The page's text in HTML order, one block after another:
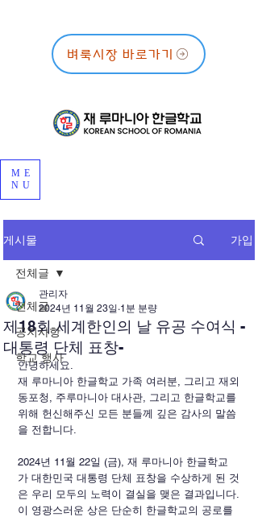
ME
NU
벼룩시장 바로가기
게시물 가입
전체글
공지사항
학교 행사
전체글
제18회 세계한인의 날 유공 수여식 -
대통령 단체 표창-
관리자
2024년 11월 23일 1분 분량
안녕하세요.
재 루마니아 한글학교 가족 여러분, 그리고 재외
동포청, 주루마니아 대사관, 그리고 한글학교를
위해 헌신해주신 모든 분들께 깊은 감사의 말씀
을 전합니다.
2024년 11월 22일 (금), 재 루마니아 한글학교
가 대한민국 대통령 단체 표창을 수상하게 된 것
은 우리 모두의 노력이 결실을 맺은 결과입니다.
이 영광스러운 상은 단순히 한글학교의 공로를